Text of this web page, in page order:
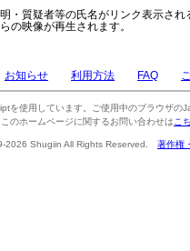
・質疑者等の氏名がリンク表示さ
の映像が再生されます。
お知らせ 利用方法 FAQ
を使用しています。ご使用中のブラウザの
このホームページに関するお問い合わせは こ
2026 Shugiin All Rights Reserved. 著作権